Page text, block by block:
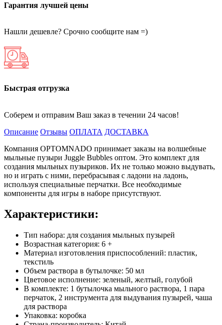
Гарантия лучшей цены
Нашли дешевле? Срочно сообщите нам =)
Быстрая отгрузка
Соберем и отправим Ваш заказ в течении 24 часов!
Описание Отзывы ОПЛАТА ДОСТАВКА
Компания OPTOMNADO принимает заказы на волшебные
мыльные пузыри Juggle Bubbles оптом. Это комплект для
создания мыльных пузыриков. Их не только можно выдувать,
но и играть с ними, перебрасывая с ладони на ладонь,
используя специальные перчатки. Все необходимые
компоненты для игры в наборе присутствуют.
Характеристики:
Тип набора: для создания мыльных пузырей
Возрастная категория: 6 +
Материал изготовления приспособлений: пластик,
текстиль
Объем раствора в бутылочке: 50 мл
Цветовое исполнение: зеленый, желтый, голубой
В комплекте: 1 бутылочка мыльного раствора, 1 пара
перчаток, 2 инструмента для выдувания пузырей, чаша
для раствора
Упаковка: коробка